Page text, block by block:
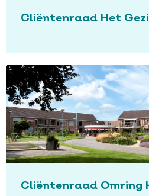
Cliëntenraad Het
Cliëntenraad Omring